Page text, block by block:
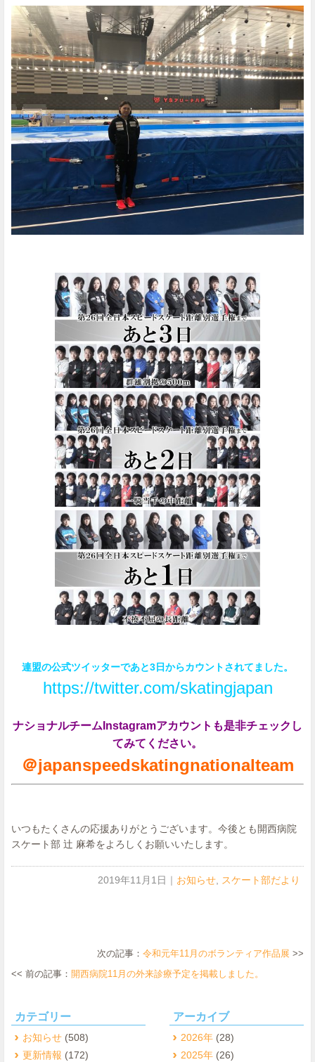
連盟の公式ツイッターであと3日からカウントされてました。
https://twitter.com/skatingjapan
ナショナルチームInstagramアカウントも是非チェックし
てみてください。
＠japanspeedskatingnationalteam
いつもたくさんの応援ありがとうございます。今後とも開西病院
スケート部 辻 麻希をよろしくお願いいたします。
2019年11月1日 ｜ お知らせ, スケート部だより
次の記事： 令和元年11月のボランティア作品展 >>
<< 前の記事： 開西病院11月の外来診療予定を掲載しました。
カテゴリー
お知らせ (508)
更新情報 (172)
アーカイブ
2026年(28)
2025年(26)